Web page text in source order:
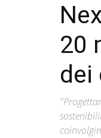
20
dei